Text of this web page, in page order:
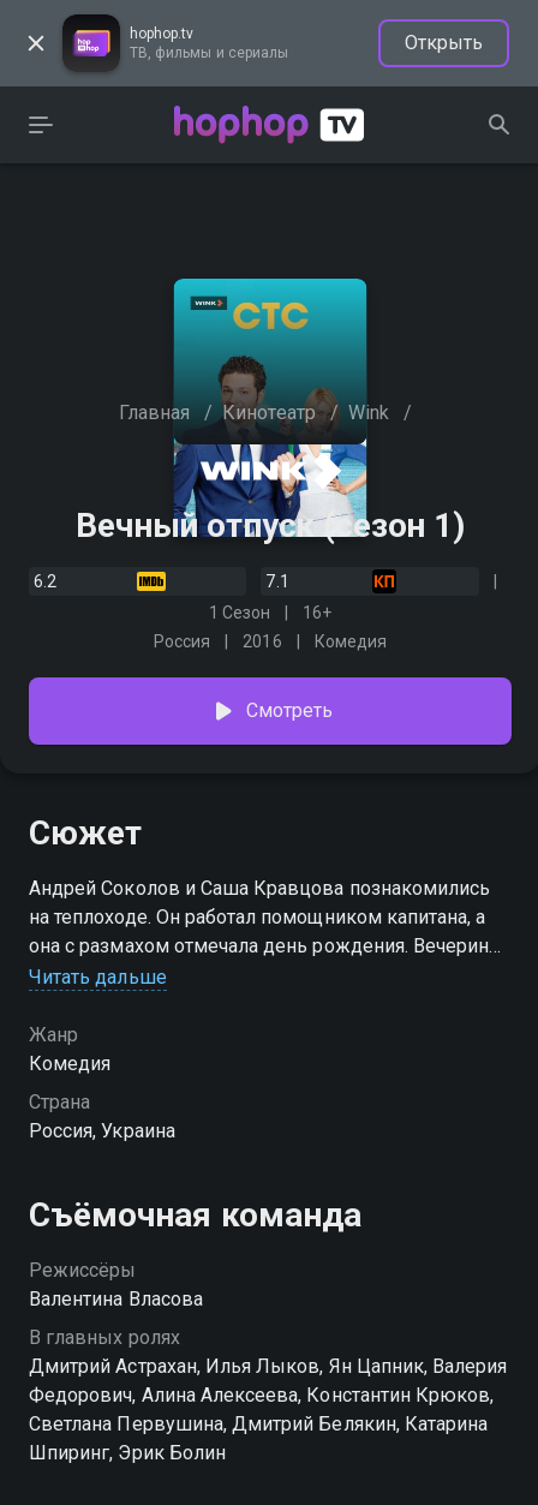
hophop.tv
ТВ, фильмы и сериалы
Открыть
Главная / Кинотеатр / Wink /
Вечный отпуск (сезон 1)
6.2
7.1
1 Сезон
16+
Россия
2016 Комедия
Смотреть
Сюжет
Андрей Соколов и Саша Кравцова познакомились
на теплоходе. Он работал помощником капитана, а
она с размахом отмечала день рождения. Вечеринка
оказалась настолько зажигательной, что корабль
воспитательных целях папа-олигарх отправляет
работать горничной на один из своих круизных
лайнеров. Теперь ее ждет год в окружении морских
пейзажей, интернациональной команды,
неубранных кают и старого знакомого — ассистента
очень-очень долгий год.
Посмотреть онлайн 1 сезон сериала Вечный отпуск
вы можете совершенно бесплатно в хорошем HD
Читать дальше
Жанр
Комедия
Страна
Россия, Украина
Съёмочная команда
Режиссёры
Валентина Власова
В главных ролях
Дмитрий Астрахан, Илья Лыков, Ян Цапник, Валерия
Федорович, Алина Алексеева, Константин Крюков,
Светлана Первушина, Дмитрий Белякин, Катарина
Шпиринг, Эрик Болин